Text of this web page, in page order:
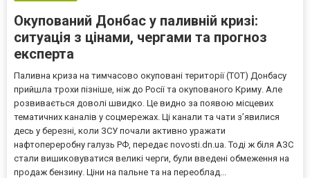
Окупований Донбас у паливній кризі:
ситуація з цінами, чергами та прогноз
експерта
Паливна криза на тимчасово окуповані території (ТОТ) Донбасу
прийшла трохи пізніше, ніж до Росії та окупованого Криму. Але
розвивається доволі швидко. Це видно за появою місцевих
тематичних каналів у соцмережах. Ці канали та чати з’явилися
десь у березні, коли ЗСУ почали активно уражати
нафтопереробну галузь РФ, передає novosti.dn.ua. Тоді ж біля АЗС
стали вишиковуватися великі черги, були введені обмеження на
продаж бензину. Ціни на пальне та на переоблад...